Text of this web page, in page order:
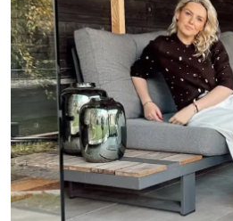
weersomstandigheden en
levensduur aanzienlijk verlengt.
Visuele duidelijkheid: De
de RWS-band zorgt voor hoge
de verkeersgeleiding goed
nachts, en ook bij slecht weer.
Eenvoudige installatie:
installatie eenvoudiger en
leggen van de bestrating.